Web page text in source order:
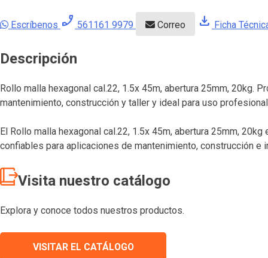
Escríbenos phone_enabled 561161 9979 Correo download Ficha
Descripción
Rollo malla hexagonal cal.22, 1.5x 45m, abertura 25mm,
mantenimiento, construcción y taller y ideal para uso
El Rollo malla hexagonal cal.22, 1.5x 45m, abertura 25mm,
confiables para aplicaciones de mantenimiento, construcción e
Visita nuestro catálogo
Explora y conoce todos nuestros productos.
VISITAR EL CATÁLOGO